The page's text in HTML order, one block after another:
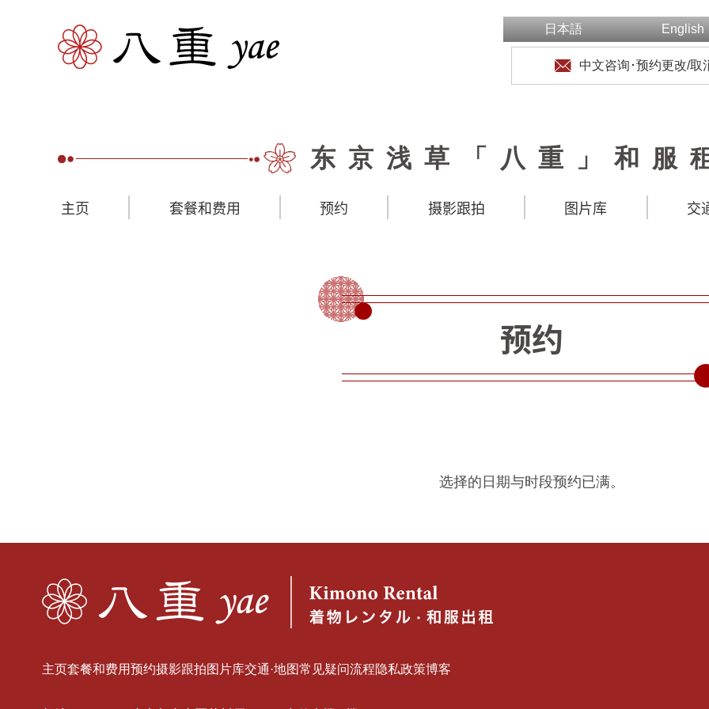
日本語 English
中文咨询･预约更改/取
东京浅草「八重」和服
主页 套餐和费用 预约 摄影跟拍 图片库 交
预约
选择的日期与时段预约已满。
主页套餐和费用预约摄影跟拍图片库交通·地图常见疑问流程隐私政策博客